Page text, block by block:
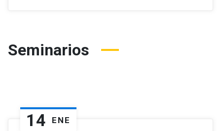
Seminarios
14 ENE